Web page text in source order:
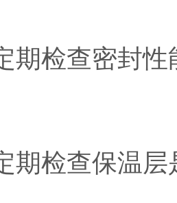
检查密封性
检查保温层